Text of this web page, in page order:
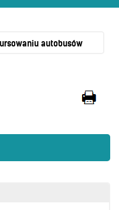
ulg
ZK„KM”
autobusów